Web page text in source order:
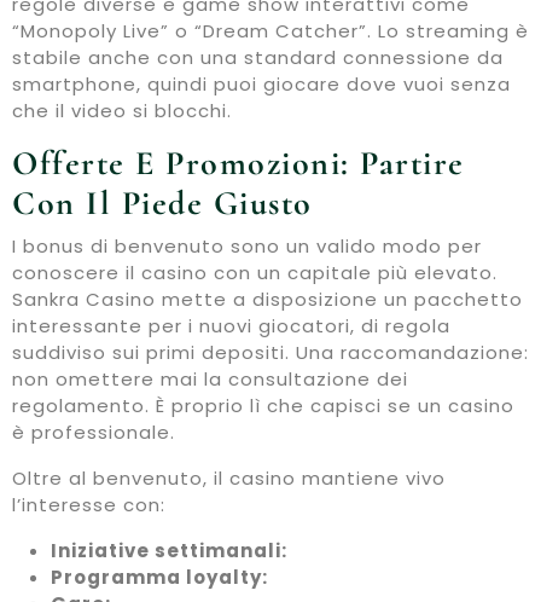
“Monopoly Live” o “Dream Catcher”. Lo streaming è
stabile anche con una standard connessione da
smartphone, quindi puoi giocare dove vuoi senza
che il video si blocchi.
Offerte E Promozioni: Partire
Con Il Piede Giusto
I bonus di benvenuto sono un valido modo per
conoscere il casino con un capitale più elevato.
Sankra Casino mette a disposizione un pacchetto
interessante per i nuovi giocatori, di regola
suddiviso sui primi depositi. Una raccomandazione:
non omettere mai la consultazione dei
regolamento. È proprio lì che capisci se un casino
è professionale.
Oltre al benvenuto, il casino mantiene vivo
l’interesse con:
Iniziative settimanali:
Programma loyalty: